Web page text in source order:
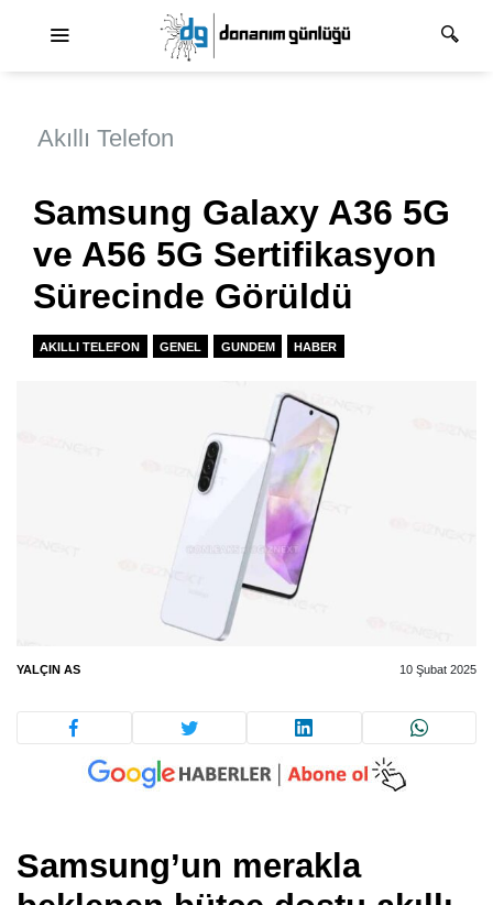
Akıllı Telefon
Samsung Galaxy A36 5G
ve A56 5G Sertifikasyon
Sürecinde Görüldü
AKILLI TELEFON GENEL GUNDEM HABER
YALÇIN AS 10 Şubat 2025
Samsung’un merakla